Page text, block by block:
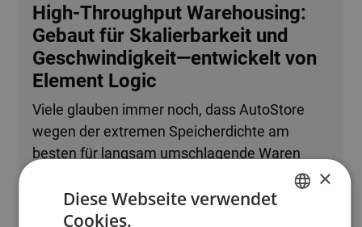
High-Throughput Warehousing:
Gebaut für Skalierbarkeit und
Geschwindigkeit—entwickelt von
Element Logic
Viele glauben immer noch, dass AutoStore
wegen der extremen Speicherdichte am
besten für langsam umschlagende Waren
oder kleine Betriebe geeignet ist. Tatsache ist,
dass das System problemlos mehrere
zehntausend Bestellzeilen pro Stunde
×
Diese Webseite verwendet
Cookies.